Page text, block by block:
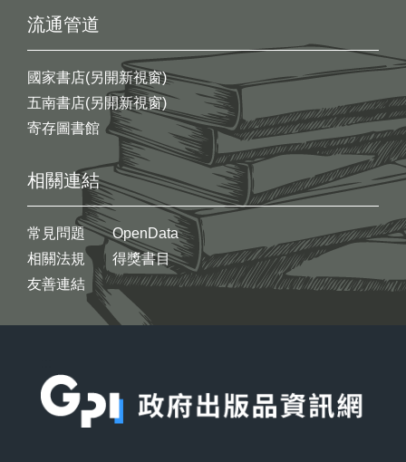
流通管道
國家書店(另開新視窗)
五南書店(另開新視窗)
寄存圖書館
相關連結
常見問題
相關法規
友善連結
OpenData
得獎書目